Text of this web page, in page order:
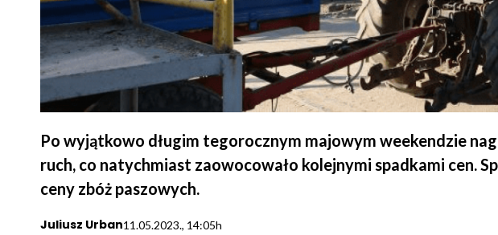
Po wyjątkowo długim tegorocznym majowym weekendzie
ruch, co natychmiast zaowocowało kolejnymi spadkami cen.
ceny zbóż paszowych.
Juliusz Urban11.05.2023., 14:05h